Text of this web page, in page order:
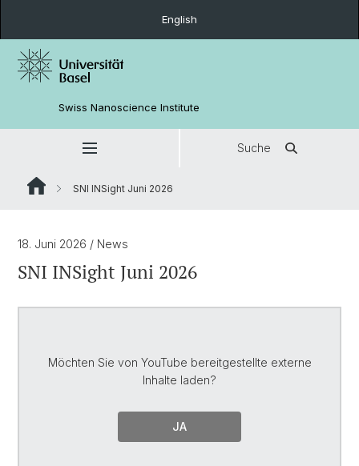
English
Swiss Nanoscience Institute
Suche
SNI INSight Juni 2026
18. Juni 2026 / News
SNI INSight Juni 2026
Möchten Sie von YouTube bereitgestellte externe
Inhalte laden?
JA